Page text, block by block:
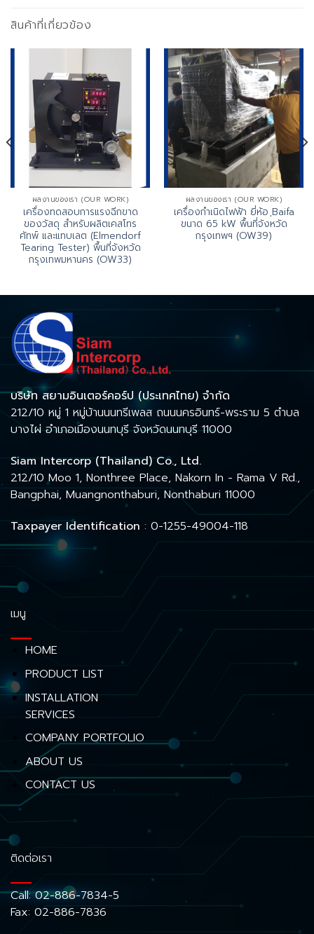
สินค้าที่เกี่ยวข้อง
ผลงานของเรา (OUR WORK)
เครื่องทดสอบการแรงฉีกขาด
ของวัสดุ สำหรับผลิตเคสโทร
ศัทพ์ และแทบเลต (Elmendorf
Tearing Tester) พื้นที่จังหวัด
กรุงเทพมหานคร (OW33)
ผลงานของเรา (OUR WORK)
เครื่องกำเนิดไฟฟ้า ยี่ห้อ ฺBaifa
ขนาด 65 kW พื้นที่จังหวัด
กรุงเทพฯ (OW39)
บริษัท สยามอินเตอร์คอร์ป (ประเทศไทย) จำกัด
212/10 หมู่ 1 หมู่บ้านนนทรีเพลส ถนนนครอินทร์-พระราม 5 ตำบล
บางไผ่ อำเภอเมืองนนทบุรี จังหวัดนนทบุรี 11000
Siam Intercorp (Thailand) Co., Ltd.
212/10 Moo 1, Nonthree Place, Nakorn In - Rama V Rd.,
Bangphai, Muangnonthaburi, Nonthaburi 11000
Taxpayer Identification : 0-1255-49004-118
เมนู
HOME
PRODUCT LIST
INSTALLATION
SERVICES
COMPANY PORTFOLIO
ABOUT US
CONTACT US
ติดต่อเรา
Call:02-886-7834-5
Fax: 02-886-7836